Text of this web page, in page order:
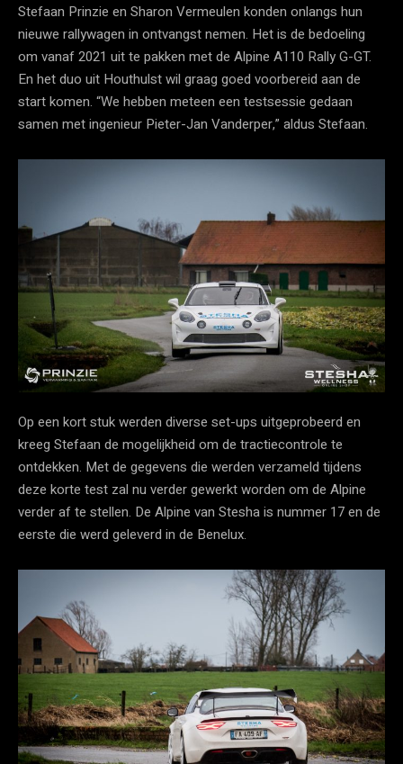
Stefaan Prinzie en Sharon Vermeulen konden onlangs hun
nieuwe rallywagen in ontvangst nemen. Het is de bedoeling
om vanaf 2021 uit te pakken met de Alpine A110 Rally G-GT.
En het duo uit Houthulst wil graag goed voorbereid aan de
start komen. “We hebben meteen een testsessie gedaan
samen met ingenieur Pieter-Jan Vanderper,” aldus Stefaan.
Op een kort stuk werden diverse set-ups uitgeprobeerd en
kreeg Stefaan de mogelijkheid om de tractiecontrole te
ontdekken. Met de gegevens die werden verzameld tijdens
deze korte test zal nu verder gewerkt worden om de Alpine
verder af te stellen. De Alpine van Stesha is nummer 17 en de
eerste die werd geleverd in de Benelux.